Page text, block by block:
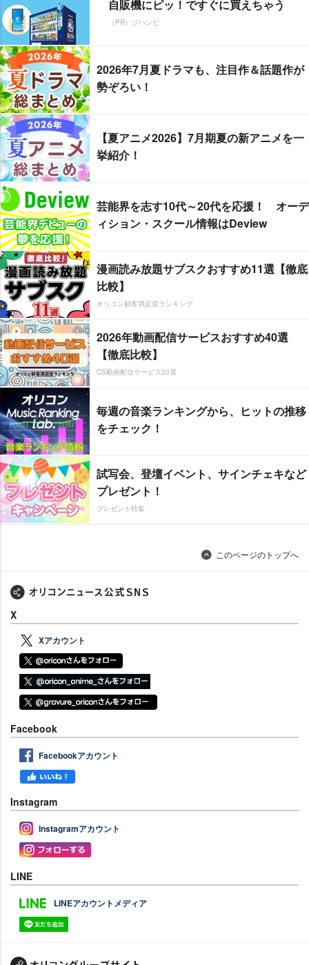
自販機にピッ！ですぐに買えちゃう
（PR）ジハンピ
2026年7月夏ドラマも、注目作＆話題作が
勢ぞろい！
【夏アニメ2026】7月期夏の新アニメを一
挙紹介！
芸能界を志す10代～20代を応援！ オーデ
ィション・スクール情報はDeview
漫画読み放題サブスクおすすめ11選【徹底
比較】
オリコン顧客満足度ランキング
2026年動画配信サービスおすすめ40選
【徹底比較】
CS動画配信サービス20選
毎週の音楽ランキングから、ヒットの推移
をチェック！
試写会、登壇イベント、サインチェキなど
プレゼント！
プレゼント特集
このページのトップへ
X
Xアカウント
Facebook
Facebookアカウント
Instagram
Instagramアカウント
LINE
LINEアカウントメディア